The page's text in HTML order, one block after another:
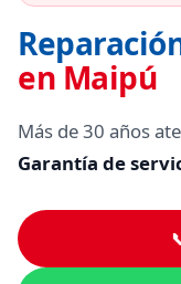
en Maipú
Más de 30 años
Garantía de